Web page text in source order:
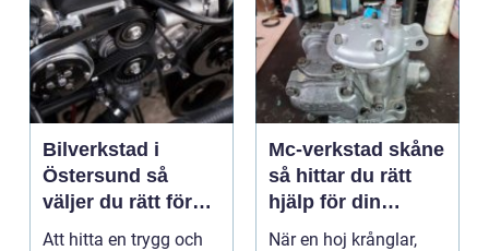
Bilverkstad i
Östersund så
väljer du rätt för
din bil
Att hitta en trygg och
Mc-verkstad skåne
så hittar du rätt
hjälp för din
motorcykel
När en hoj krånglar,